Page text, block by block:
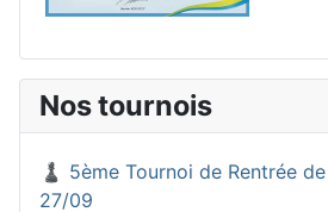
Nos tournois
♟️ 5ème Tournoi de Rentrée
27/09